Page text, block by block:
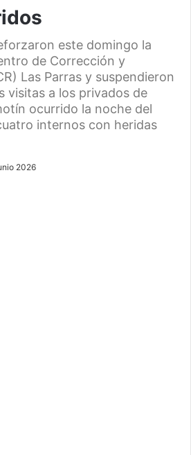
este domingo la
de Corrección y
Las Parras y suspendieron
visitas a los privados de
ocurrido la noche del
internos con heridas
2026